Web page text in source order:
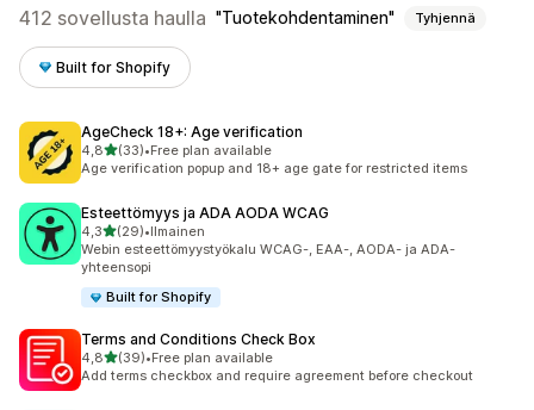
412 sovellusta haulla Tuotekohdentaminen Tyhjennä
Built for Shopify
AgeCheck 18+: Age verification
4,8/ 5 tähteä
(33)
33 arvostelua yhteensä
•Free plan available
Age verification popup and 18+ age gate for restricted items
Esteettömyys ja ADA AODA WCAG
4,3/ 5 tähteä
(29)
29 arvostelua yhteensä
•Ilmainen
Webin esteettömyystyökalu WCAG-, EAA-, AODA- ja ADA-
yhteensopi
Built for Shopify
Terms and Conditions Check Box
4,8/ 5 tähteä
(39)
39 arvostelua yhteensä
•Free plan available
Add terms checkbox and require agreement before checkout